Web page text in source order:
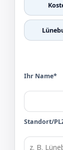
Ihr Name*
Standort/